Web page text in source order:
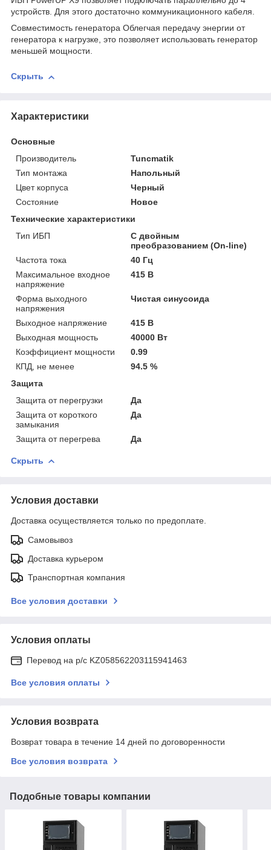
устройств. Для этого достаточно коммуникационного кабеля.
Совместимость генератора Облегчая передачу энергии от
генератора к нагрузке, это позволяет использовать генератор
меньшей мощности.
Скрыть
Характеристики
Основные
Производитель
Tuncmatik
Тип монтажа
Напольный
Цвет корпуса
Черный
Состояние
Новое
Технические характеристики
Тип ИБП
С двойным
преобразованием (On-line)
Частота тока
40 Гц
Максимальное входное
напряжение
415 В
Форма выходного
напряжения
Чистая синусоида
Выходное напряжение
415 В
Выходная мощность
40000 Вт
Коэффициент мощности
0.99
КПД, не менее
94.5 %
Защита
Защита от перегрузки
Да
Защита от короткого
замыкания
Да
Защита от перегрева Да
Скрыть
Условия доставки
Доставка осуществляется только по предоплате.
Самовывоз
Доставка курьером
Транспортная компания
Все условия доставки
Условия оплаты
Перевод на р/с KZ058562203115941463
Все условия оплаты
Условия возврата
Возврат товара в течение 14 дней по договоренности
Все условия возврата
Подобные товары компании